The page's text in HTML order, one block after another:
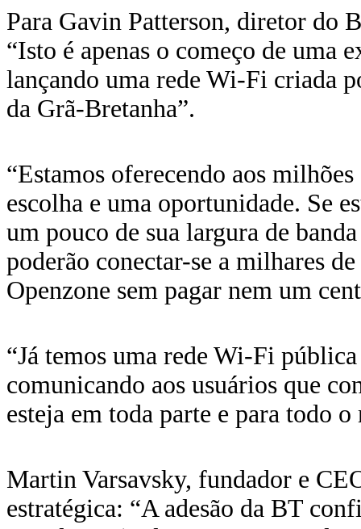
Para Gavin Patterson, diretor do
“Isto é apenas o começo de uma
lançando uma rede Wi-Fi criada
da Grã-Bretanha”.
“Estamos oferecendo aos
escolha e uma oportunidade. Se
um pouco de sua largura de
poderão conectar-se a milhares
Openzone sem pagar nem um
“Já temos uma rede Wi-Fi
comunicando aos usuários que
esteja em toda parte e para todo o
Martin Varsavsky, fundador e
estratégica: “A adesão da BT